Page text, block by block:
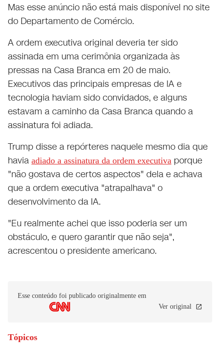
Mas esse anúncio não está mais disponível no site
do Departamento de Comércio.
A ordem executiva original deveria ter sido
assinada em uma cerimônia organizada às
pressas na Casa Branca em 20 de maio.
Executivos das principais empresas de IA e
tecnologia haviam sido convidados, e alguns
estavam a caminho da Casa Branca quando a
assinatura foi adiada.
Trump disse a repórteres naquele mesmo dia que
havia adiado a assinatura da ordem executiva porque
"não gostava de certos aspectos" dela e achava
que a ordem executiva "atrapalhava" o
desenvolvimento da IA.
"Eu realmente achei que isso poderia ser um
obstáculo, e quero garantir que não seja",
acrescentou o presidente americano.
Esse conteúdo foi publicado originalmente em
Ver original
Tópicos